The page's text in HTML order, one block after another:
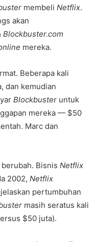
membeli Netflix.
akan
Blockbuster.com
mereka.
Beberapa kali
dan kemudian
Blockbuster untuk
mereka — $50
Marc dan
Bisnis Netflix
2002, Netflix
pertumbuhan
masih seratus kali
$50 juta).